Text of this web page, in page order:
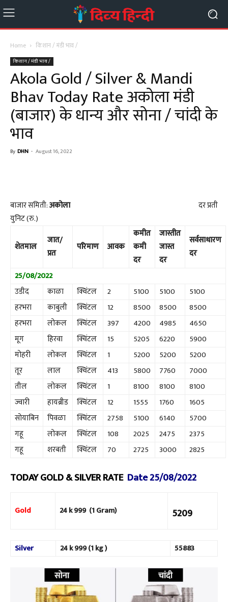
Home किशान / मंडी भाव /
किशान / मंडी भाव /
Akola Gold / Silver & Mandi
Bhav Today Rate अकोला मंडी
(बाजार) के धान्य और सोना / चांदी के
भाव
By DHN - August 16, 2022
बाजार समिती:अकोला दर प्रती
युनिट (रु.)
शेतमाल
जात/
प्रत
परिमाण आवक
कमीत
कमी
दर
जास्तीत
जास्त
दर
सर्वसाधारण
दर
25/08/2022
उडीद
काळा क्विंटल 2 5100 5100
5100
हरभरा
काबुली क्विंटल 12 8500 8500
8500
हरभरा
लोकल क्विंटल 397 4200 4985
4650
मूग
हिरवा क्विंटल 15 5205 6220
5900
मोहरी
लोकल क्विंटल 1 5200 5200
5200
तूर
लाल क्विंटल 413 5800 7760
7000
तील
लोकल क्विंटल 1 8100 8100
8100
ज्वारी
हायब्रीड क्विंटल 12 1555 1760
1605
सोयाबिन
पिवळा क्विंटल 2758 5100 6140
5700
गहू
लोकल क्विंटल 108 2025 2475
2375
गहू
शरबती क्विंटल 70 2725 3000 2825
TODAY GOLD & SILVER RATE Date 25/08/2022
Gold 24 k 999 (1 Gram) 5209
Silver 24 k 999(1 kg ) 55883